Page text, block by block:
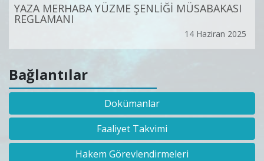
YAZA MERHABA YÜZME ŞENLİĞİ MÜSABAKASI
REGLAMANI
14 Haziran 2025
Bağlantılar
Dokümanlar
Faaliyet Takvimi
Hakem Görevlendirmeleri